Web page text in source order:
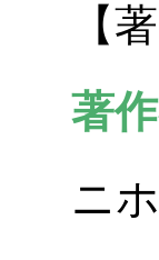
【
著
ニ